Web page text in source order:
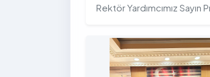
Rektör Yardımcımız Sayın
Kurulu (YÖK) ev
Ağustos 2026 tarihinde
Ankara’da düzenlenen